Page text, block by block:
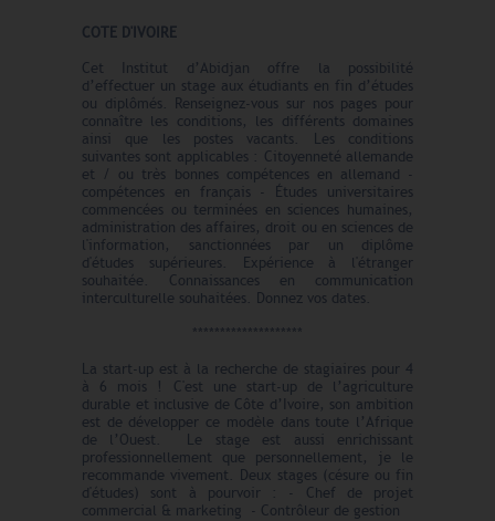
COTE D'IVOIRE
Cet Institut d’Abidjan offre la possibilité
d’effectuer un stage aux étudiants en fin d’études
ou diplômés. Renseignez-vous sur nos pages pour
connaître les conditions, les différents domaines
ainsi que les postes vacants. Les conditions
suivantes sont applicables : Citoyenneté allemande
et / ou très bonnes compétences en allemand -
compétences en français - Études universitaires
commencées ou terminées en sciences humaines,
administration des affaires, droit ou en sciences de
l'information, sanctionnées par un diplôme
d'études supérieures. Expérience à l'étranger
souhaitée. Connaissances en communication
interculturelle souhaitées. Donnez vos dates.
La start-up est à la recherche de stagiaires pour 4
à 6 mois ! C'est une start-up de l’agriculture
durable et inclusive de Côte d’Ivoire, son ambition
est de développer ce modèle dans toute l’Afrique
de l’Ouest. Le stage est aussi enrichissant
professionnellement que personnellement, je le
recommande vivement. Deux stages (césure ou fin
d'études) sont à pourvoir : - Chef de projet
commercial & marketing - Contrôleur de gestion